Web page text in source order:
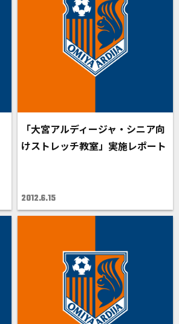
「大宮アルディージャ・シニア向
けストレッチ教室」実施レポート
2012.6.15